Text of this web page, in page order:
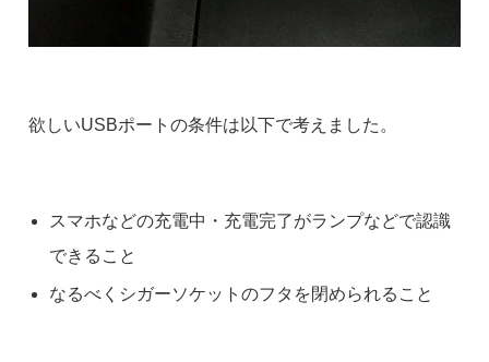
欲しいUSBポートの条件は以下で考えました。
スマホなどの充電中・充電完了がランプなどで認識
できること
なるべくシガーソケットのフタを閉められること